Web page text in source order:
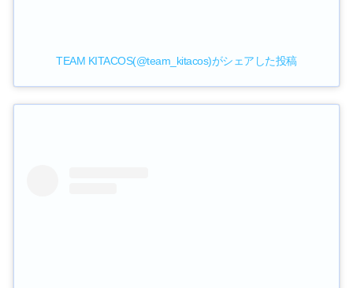
TEAM KITACOS(@team_kitacos)がシェアした投稿